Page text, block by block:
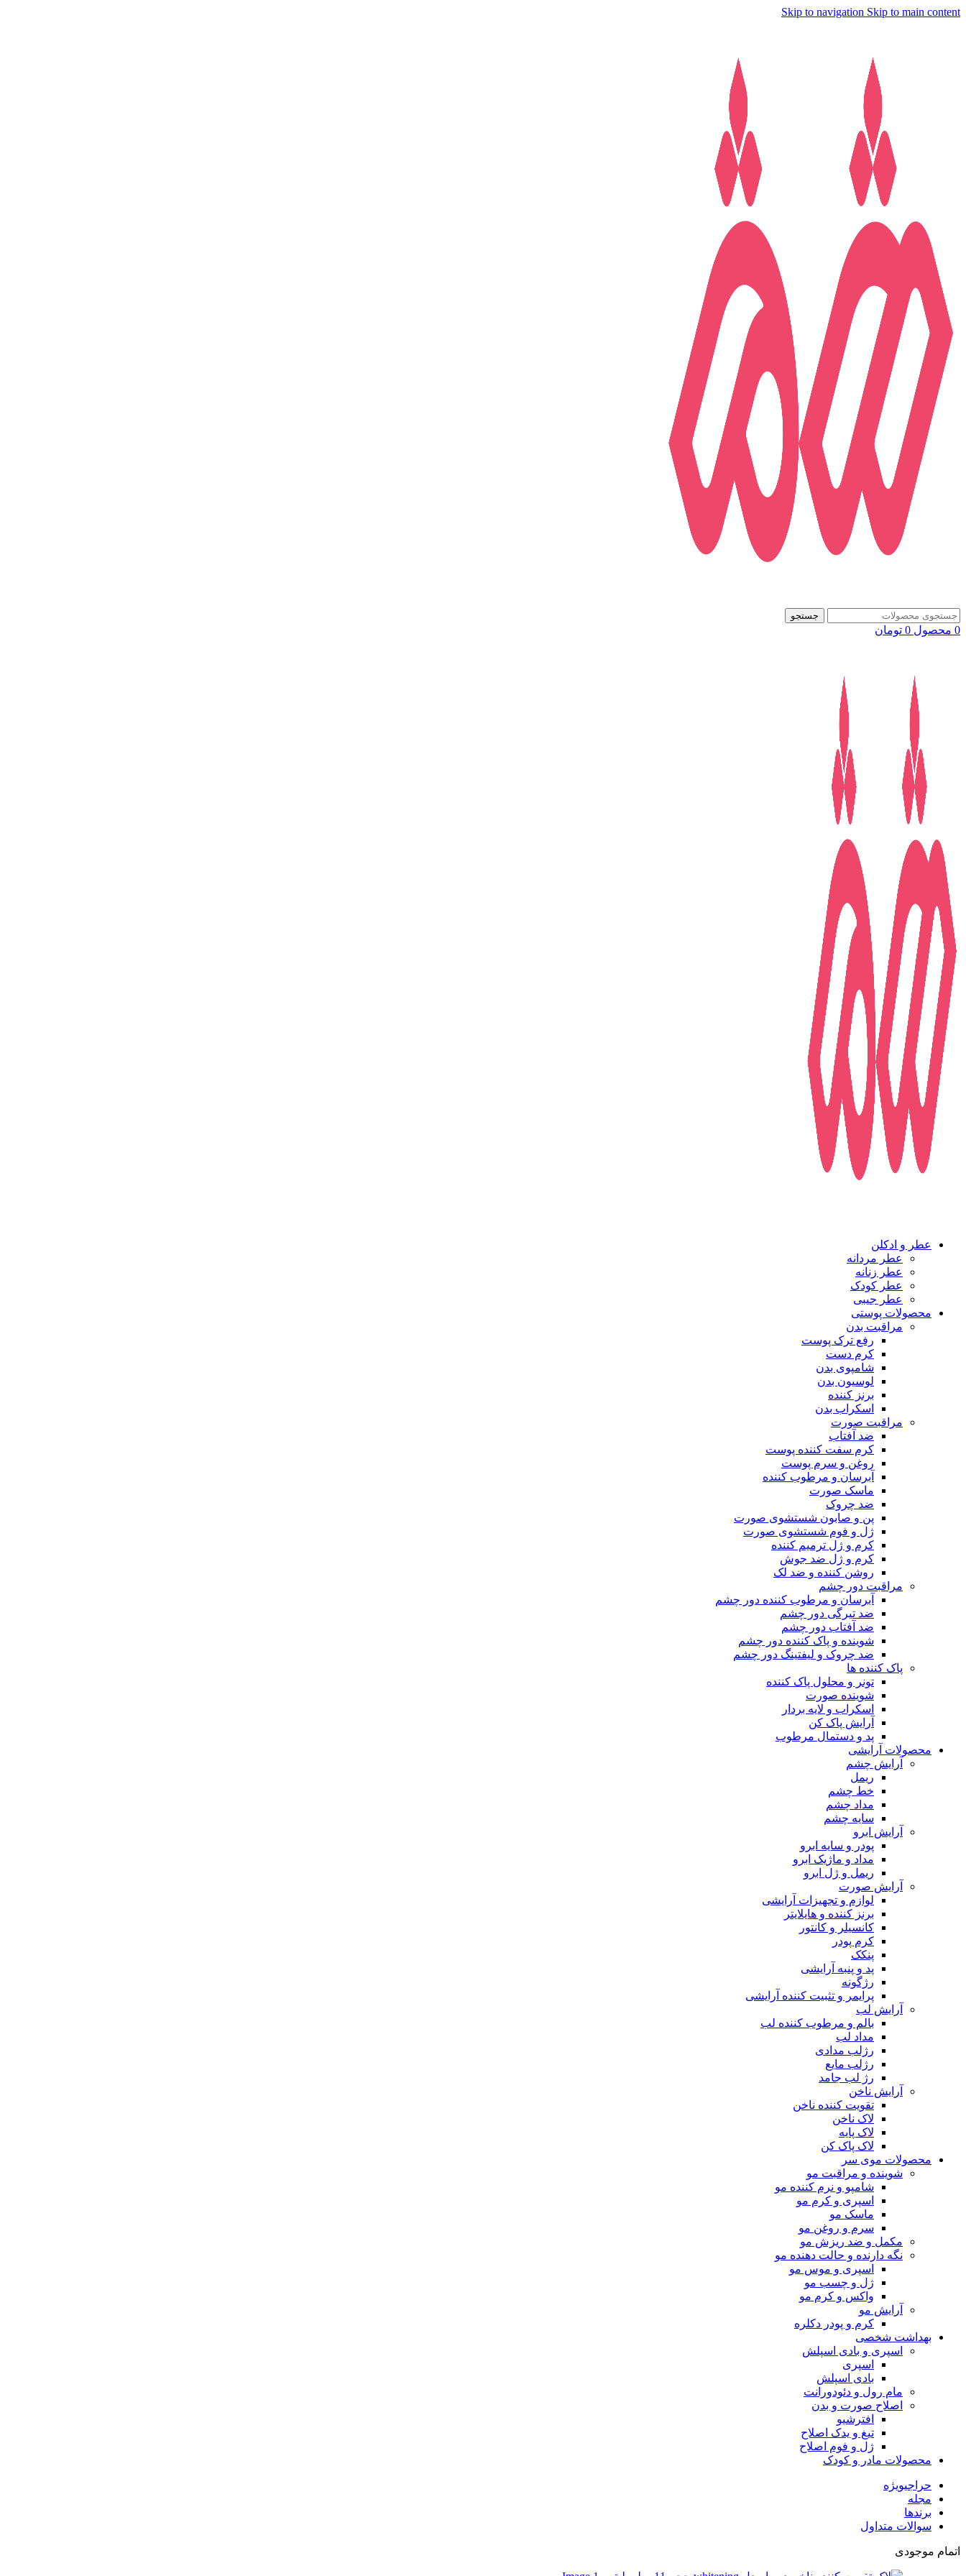
Skip to navigation Skip to main content
جستجو
0 محصول 0 تومان
عطر و ادکلن
عطر مردانه
عطر زنانه
عطر کودک
عطر جیبی
محصولات پوستی
مراقبت بدن
رفع ترک پوست
کرم دست
شامپوی بدن
لوسیون بدن
برنز کننده
اسکراب بدن
مراقبت صورت
ضد آفتاب
کرم سفت کننده پوست
روغن و سرم پوست
آبرسان و مرطوب کننده
ماسک صورت
ضد چروک
پن و صابون شستشوی صورت
ژل و فوم شستشوی صورت
کرم و ژل ترمیم کننده
کرم و ژل ضد جوش
روشن کننده و ضد لک
مراقبت دور چشم
آبرسان و مرطوب کننده دور چشم
ضد تیرگی دور چشم
ضد آفتاب دور چشم
شوینده و پاک کننده دور چشم
ضد چروک و لیفتینگ دور چشم
پاک کننده ها
تونر و محلول پاک کننده
شوینده صورت
اسکراب و لایه بردار
آرایش پاک کن
پد و دستمال مرطوب
محصولات آرایشی
آرایش چشم
ریمل
خط چشم
مداد چشم
سایه چشم
آرایش ابرو
پودر و سایه ابرو
مداد و ماژیک ابرو
ریمل و ژل ابرو
آرایش صورت
لوازم و تجهیزات آرایشی
برنز کننده و هایلایتر
کانسیلر و کانتور
کرم پودر
پنکک
پد و پنبه آرایشی
رژگونه
پرایمر و تثبیت کننده آرایشی
آرایش لب
بالم و مرطوب کننده لب
مداد لب
رژلب مدادی
رژلب مایع
رژ لب جامد
آرایش ناخن
تقویت کننده ناخن
لاک ناخن
لاک پایه
لاک پاک کن
محصولات موی سر
شوینده و مراقبت مو
شامپو و نرم کننده مو
اسپری و کرم مو
ماسک مو
سرم و روغن مو
مکمل و ضد ریزش مو
نگه دارنده و حالت دهنده مو
اسپری و موس مو
ژل و چسب مو
واکس و کرم مو
آرایش مو
کرم و پودر دکلره
بهداشت شخصی
اسپری و بادی اسپلش
اسپری
بادی اسپلش
مام رول و دئودورانت
اصلاح صورت و بدن
افترشیو
تیغ و یدک اصلاح
ژل و فوم اصلاح
محصولات مادر و کودک
حراجیویژه
مجله
برندها
سوالات متداول
اتمام موجودی